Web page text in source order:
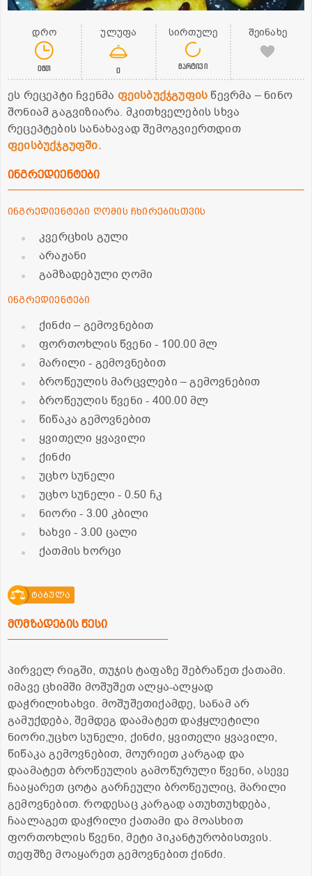
დრო
0წთ
ულუფა
0
სირთულე
მარტივი
შეინახე
ეს რეცეპტი ჩვენმა ფეისბუქჯგუფის წევრმა – ნინო
შონიამ გაგვიზიარა. მკითხველების სხვა
რეცეპტების სანახავად შემოგვიერთდით
ფეისბუქჯგუფში.
ინგრედიენტები
ინგრედიენტები ღომის ჩხირებისთვის
კვერცხის გული
არაჟანი
გამზადებული ღომი
ინგრედიენტები
ქინძი – გემოვნებით
ფორთოხლის წვენი- 100.00 მლ
მარილი - გემოვნებით
ბროწეულის მარცვლები – გემოვნებით
ბროწეულის წვენი- 400.00 მლ
წიწაკა გემოვნებით
ყვითელი ყვავილი
ქინძი
უცხო სუნელი
უცხო სუნელი- 0.50 ჩკ
ნიორი- 3.00 კბილი
ხახვი- 3.00 ცალი
ქათმის ხორცი
ტაბულა
მომზადების წესი
პირველ რიგში, თუჯის ტაფაზე შებრაწეთ ქათამი.
იმავე ცხიმში მოშუშეთ ალყა-ალყად
დაჭრილიხახვი. მოშუშეთიქამდე, სანამ არ
გამუქდება, შემდეგ დაამატეთ დაჭყლეტილი
ნიორი,უცხო სუნელი, ქინძი, ყვითელი ყვავილი,
წიწაკა გემოვნებით, მოურიეთ კარგად და
დაამატეთ ბროწეულის გამოწურული წვენი, ასევე
ჩააყარეთ ცოტა გარჩეული ბროწეულიც, მარილი
გემოვნებით. როდესაც კარგად ათუხთუხდება,
ჩაალაგეთ დაჭრილი ქათამი და მოასხით
ფორთოხლის წვენი, მეტი პიკანტურობისთვის.
თეფშზე მოაყარეთ გემოვნებით ქინძი.